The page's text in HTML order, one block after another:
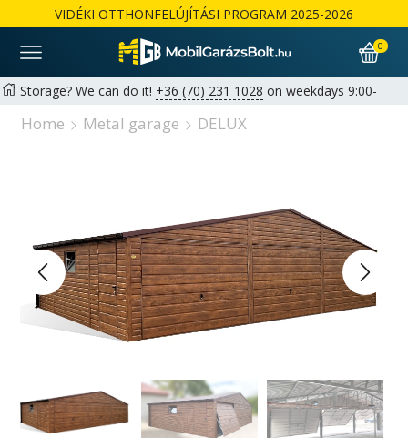
VIDÉKI OTTHONFELÚJÍTÁSI PROGRAM 2025-2026
0
Storage? We can do it! +36 (70) 231 1028 on weekdays 9:00-
17:00 |hello@mobilgarazsbolt.hu
Home Metal garage DELUX